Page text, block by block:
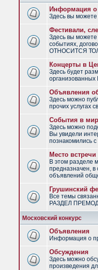
Информация о
Здесь вы
Фестивали,
Здесь вы
событиях,
ОТНОСИТСЯ
Концерты в
Здесь будет
Объявления
Здесь можно
прочих услугах
События в
Здесь можно
Вы увидели
познакомились
Место встречи
В этом разделе
предназначен, в
объявлений
Грушинский
Все темы
РАЗДЕЛ
Московский конкурс
Объявления
Информация о
Обсуждения
Здесь можно
произведения